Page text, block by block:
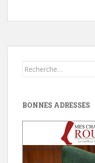
Search
BONNES ADRESSES